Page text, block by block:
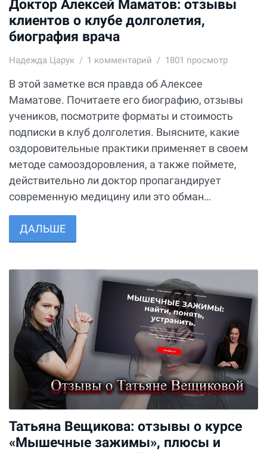
Доктор Алексей Маматов: отзывы
клиентов о клубе долголетия,
биография врача
Надежда Царук 1 комментарий 1801 просмотр
В этой заметке вся правда об Алексее
Маматове. Почитаете его биографию, отзывы
учеников, посмотрите форматы и стоимость
подписки в клуб долголетия. Выясните, какие
оздоровительные практики применяет в своем
методе самооздоровления, а также поймете,
действительно ли доктор пропагандирует
современную медицину или это обман…
ДАЛЬШЕ
Татьяна Вещикова: отзывы о курсе
«Мышечные зажимы», плюсы и